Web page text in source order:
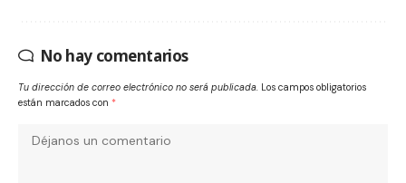
No hay comentarios
Tu dirección de correo electrónico no será publicada. Los campos obligatorios
están marcados con *